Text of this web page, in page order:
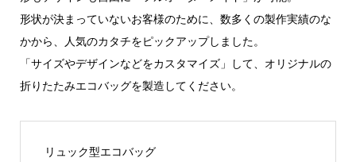
形状が決まっていないお客様のために、数多くの製作実績のな
かから、人気のカタチをピックアップしました。
「サイズやデザインなどをカスタマイズ」して、オリジナルの
折りたたみエコバッグを製造してください。
リュック型エコバッグ